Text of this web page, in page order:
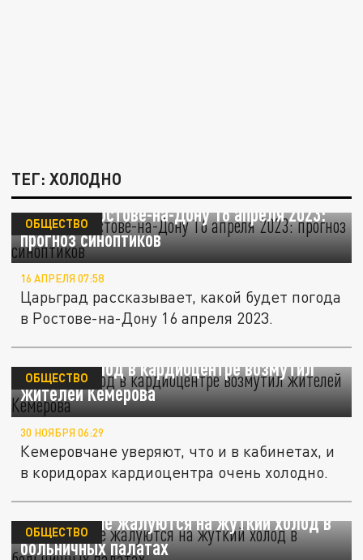
ТЕГ: ХОЛОДНО
Погода в Ростове-на-Дону 16 апреля 2023:
прогноз синоптиков
ОБЩЕСТВО
16 АПРЕЛЯ 07:58
Царьград рассказывает, какой будет погода
в Ростове-на-Дону 16 апреля 2023.
Жуткий холод в кардиоцентре возмутил
жителей Кемерова
ОБЩЕСТВО
30 НОЯБРЯ 06:29
Кемеровчане уверяют, что и в кабинетах, и
в коридорах кардиоцентра очень холодно.
Кемеровчане жалуются на жуткий холод в
больничных палатах
ОБЩЕСТВО